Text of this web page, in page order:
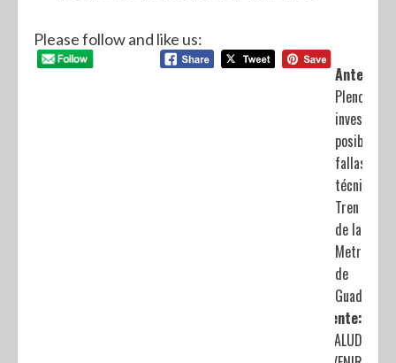
Please follow and like us:
Anterior:
Pleno pide
investigar
posibles
fallas
técnicas
Tren Ligero
de la Zona
de
Siguiente:
INVITA SALUD